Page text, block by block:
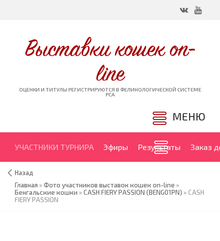
Выставки кошек on-
line
ОЦЕНКИ И ТИТУЛЫ РЕГИСТРИРУЮТСЯ В ФЕЛИНОЛОГИЧЕСКОЙ СИСТЕМЕ
PCA
МЕНЮ
УЧАСТНИКИ ТУРНИРА Эфиры Результаты Заказ
Назад
Главная »Фото участников выставок кошек on-line »
Бенгальские кошки »CASH FIERY PASSION (BENG01PN) » CASH
FIERY PASSION